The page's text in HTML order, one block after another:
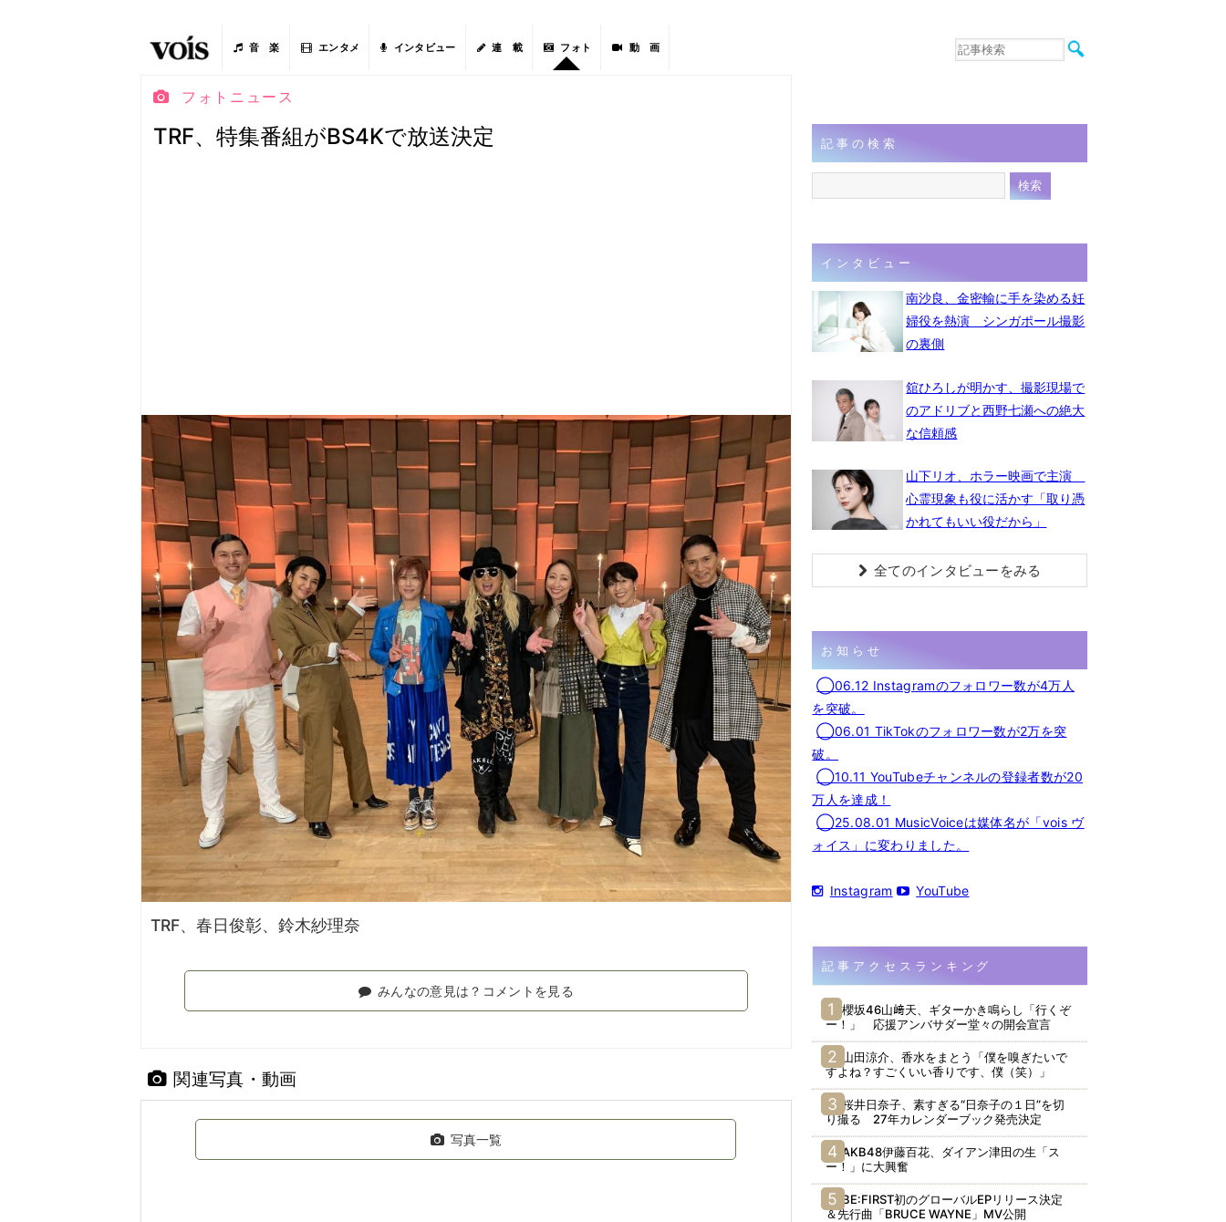
音 楽 エンタメ インタビュー 連 載 フォト 動 画
音楽
連載
フォト
フォトニュース
TRF、特集番組がBS4Kで放送決定
TRF、春日俊彰、鈴木紗理奈
みんなの意見は？コメントを見る
関連写真・動画
写真一覧
記事の検索
インタビュー
南沙良、金密輸に手を染める妊
婦役を熱演 シンガポール撮影
の裏側
舘ひろしが明かす、撮影現場で
のアドリブと西野七瀬への絶大
な信頼感
山下リオ、ホラー映画で主演
心霊現象も役に活かす「取り憑
かれてもいい役だから」
全てのインタビューをみる
お知らせ
◯06.12 Instagramのフォロワー数が4万人
を突破。
◯06.01 TikTokのフォロワー数が2万を突
破。
◯10.11 YouTubeチャンネルの登録者数が20
万人を達成！
◯25.08.01 MusicVoiceは媒体名が「vois ヴ
ォイス」に変わりました。
Instagram YouTube
記事アクセスランキング
櫻坂46山﨑天、ギターかき鳴らし「行くぞ
ー！」 応援アンバサダー堂々の開会宣言
山田涼介、香水をまとう「僕を嗅ぎたいで
すよね？すごくいい香りです、僕（笑）」
桜井日奈子、素すぎる“日奈子の１日”を切
り撮る 27年カレンダーブック発売決定
AKB48伊藤百花、ダイアン津田の生「ス
ー！」に大興奮
BE:FIRST初のグローバルEPリリース決定
＆先行曲「BRUCE WAYNE」MV公開